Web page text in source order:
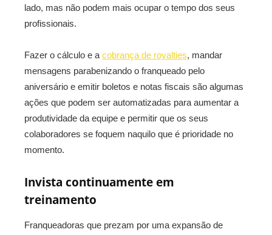
lado, mas não podem mais ocupar o tempo dos seus
profissionais.
Fazer o cálculo e a cobrança de royalties, mandar
mensagens parabenizando o franqueado pelo
aniversário e emitir boletos e notas fiscais são algumas
ações que podem ser automatizadas para aumentar a
produtividade da equipe e permitir que os seus
colaboradores se foquem naquilo que é prioridade no
momento.
Invista continuamente em
treinamento
Franqueadoras que prezam por uma expansão de